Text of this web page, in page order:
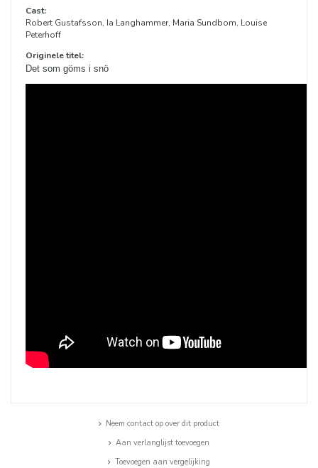
Cast:
Robert Gustafsson, Ia Langhammer, Maria Sundbom, Louise
Peterhoff
Originele titel:
Det som göms i snö
Neem contact op over dit product
Aan verlanglijst toevoegen
Toevoegen aan vergelijking